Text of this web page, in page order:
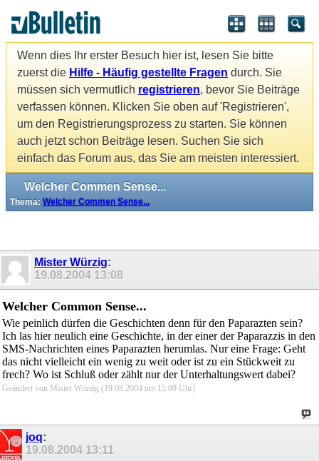
Wenn dies Ihr erster Besuch hier ist, lesen Sie bitte
zuerst die Hilfe - Häufig gestellte Fragen durch. Sie
müssen sich vermutlich registrieren, bevor Sie Beiträge
verfassen können. Klicken Sie oben auf 'Registrieren',
um den Registrierungsprozess zu starten. Sie können
auch jetzt schon Beiträge lesen. Suchen Sie sich
einfach das Forum aus, das Sie am meisten interessiert.
Welcher Commen Sense...
Thema: Welcher Commen Sense...
Mister Würzig:
19.08.2004 13:08
Welcher Common Sense...
Wie peinlich dürfen die Geschichten denn für den Paparazten sein?
Ich las hier neulich eine Geschichte, in der einer der Paparazzis in den
SMS-Nachrichten eines Paparazten herumlas. Nur eine Frage: Geht
das nicht vielleicht ein wenig zu weit oder ist zu ein Stückweit zu
frech? Wo ist Schluß oder zählt nur der Unterhaltungswert dabei?
Geändert von Mister Würzig (19.08.2004 um 15:09 Uhr)
joq:
19.08.2004 13:11